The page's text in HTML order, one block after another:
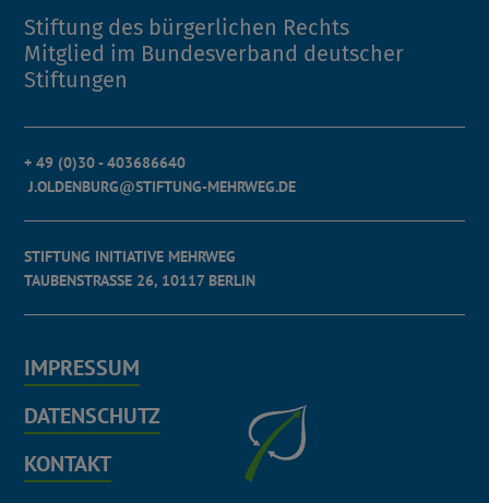
Stiftung des bürgerlichen Rechts
Mitglied im Bundesverband deutscher
Stiftungen
+ 49 (0)30 - 403686640
J.OLDENBURG@STIFTUNG-MEHRWEG.DE
STIFTUNG INITIATIVE MEHRWEG
TAUBENSTRASSE 26, 10117 BERLIN
IMPRESSUM
DATENSCHUTZ
KONTAKT